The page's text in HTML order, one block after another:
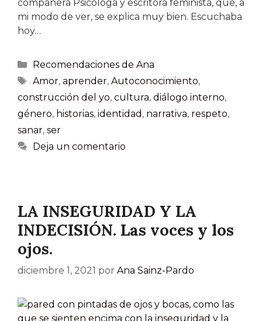
compañera Psicóloga y escritora feminista, que, a
mi modo de ver, se explica muy bien. Escuchaba
hoy…
Recomendaciones de Ana
Amor, aprender, Autoconocimiento,
construcción del yo, cultura, diálogo interno,
género, historias, identidad , narrativa, respeto,
sanar, ser
Deja un comentario
LA INSEGURIDAD Y LA
INDECISIÓN. Las voces y los
ojos.
diciembre 1, 2021 por Ana Sainz-Pardo